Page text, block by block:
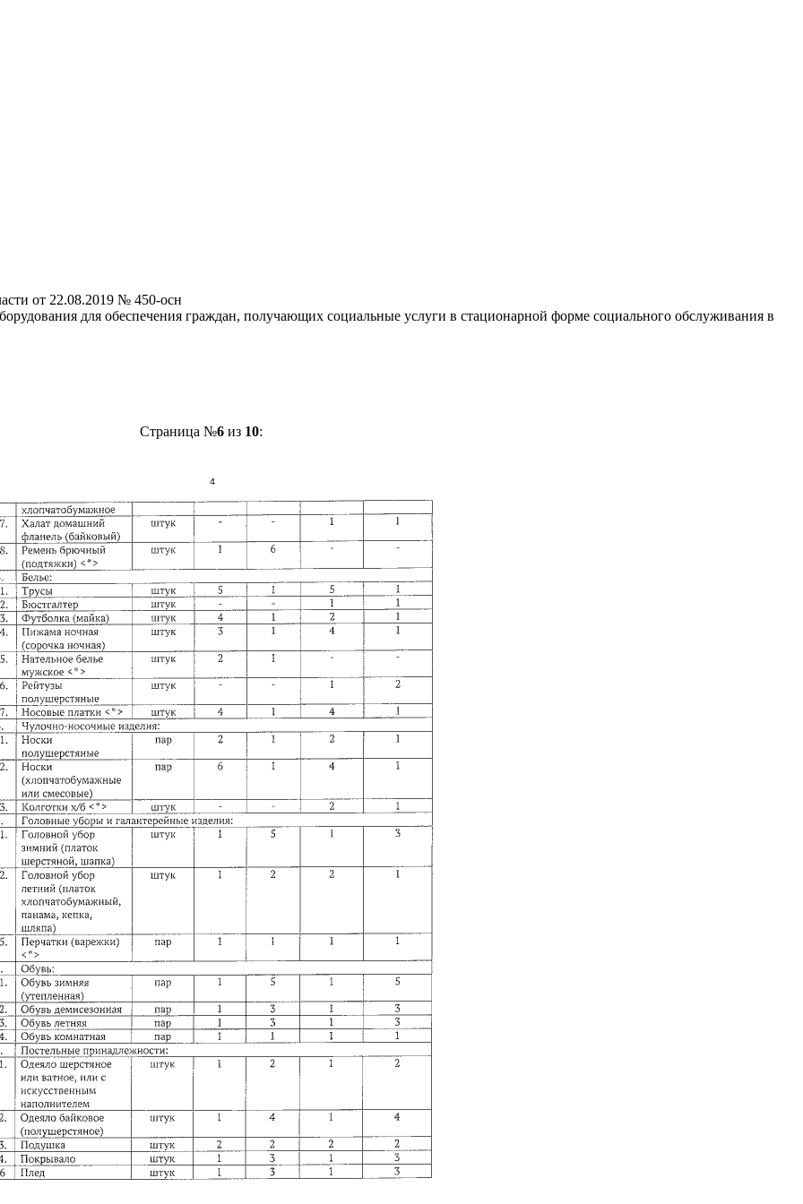
от 22.08.2019 № 450-осн
для обеспечения граждан, получающих социальные услуги в стационарной форме социального обслуживания в
Страница №6из 10: